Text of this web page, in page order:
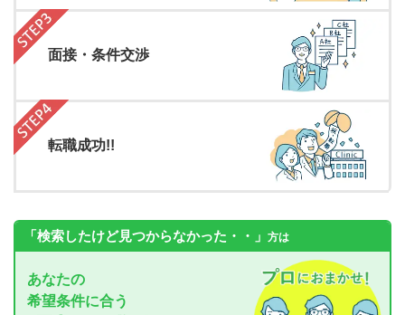
面接・条件交渉
転職成功!!
「検索したけど見つからなかった・・」 方は
あなたの
希望条件に合う